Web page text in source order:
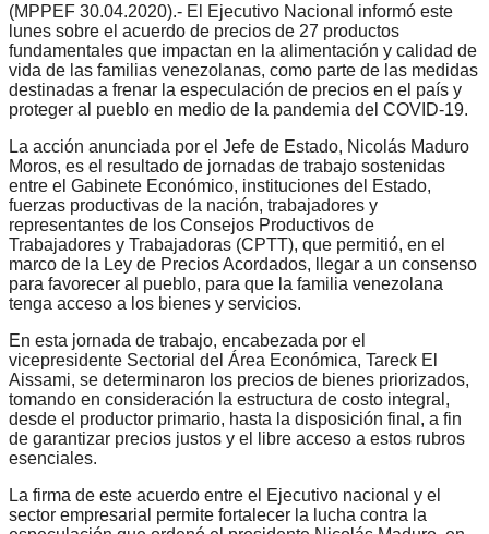
(MPPEF 30.04.2020).- El Ejecutivo Nacional informó este
lunes sobre el acuerdo de precios de 27 productos
fundamentales que impactan en la alimentación y calidad de
vida de las familias venezolanas, como parte de las medidas
destinadas a frenar la especulación de precios en el país y
proteger al pueblo en medio de la pandemia del COVID-19.
La acción anunciada por el Jefe de Estado, Nicolás Maduro
Moros, es el resultado de jornadas de trabajo sostenidas
entre el Gabinete Económico, instituciones del Estado,
fuerzas productivas de la nación, trabajadores y
representantes de los Consejos Productivos de
Trabajadores y Trabajadoras (CPTT), que permitió, en el
marco de la Ley de Precios Acordados, llegar a un consenso
para favorecer al pueblo, para que la familia venezolana
tenga acceso a los bienes y servicios.
En esta jornada de trabajo, encabezada por el
vicepresidente Sectorial del Área Económica, Tareck El
Aissami, se determinaron los precios de bienes priorizados,
tomando en consideración la estructura de costo integral,
desde el productor primario, hasta la disposición final, a fin
de garantizar precios justos y el libre acceso a estos rubros
esenciales.
La firma de este acuerdo entre el Ejecutivo nacional y el
sector empresarial permite fortalecer la lucha contra la